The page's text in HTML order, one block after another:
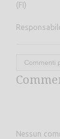
(FI)
Nessun